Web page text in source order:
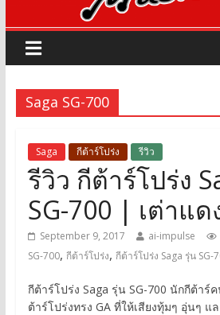
Saga SG-700
Saga กีต้าร์โปร่ง รีวิว
รีวิว กีต้าร์โปร่ง
SG-700 | เต่าแด
September 9, 2017 ai-impulse
SG-700, กีต้าร์โปร่ง, กีต้าร์โปร่ง Saga รุ่น SG-
กีต้าร์โปร่ง Saga รุ่น SG-700 นักกีต้าร์
ต้าร์โปร่งทรง GA ที่ให้เสียงทุ้มๆ อุ่นๆ แ